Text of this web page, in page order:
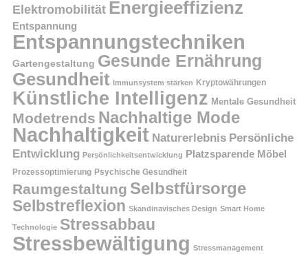
Elektromobilität Energieeffizienz
Entspannung
Entspannungstechniken
Gartengestaltung Gesunde Ernährung
Gesundheit Immunsystem stärken Kryptowährungen
Künstliche Intelligenz Mentale Gesundheit
Modetrends Nachhaltige Mode
Nachhaltigkeit Naturerlebnis Persönliche
Entwicklung Persönlichkeitsentwicklung Platzsparende Möbel
Prozessoptimierung Psychische Gesundheit
Raumgestaltung Selbstfürsorge
Selbstreflexion Skandinavisches Design Smart Home
Technologie Stressabbau
Stressbewältigung Stressmanagement